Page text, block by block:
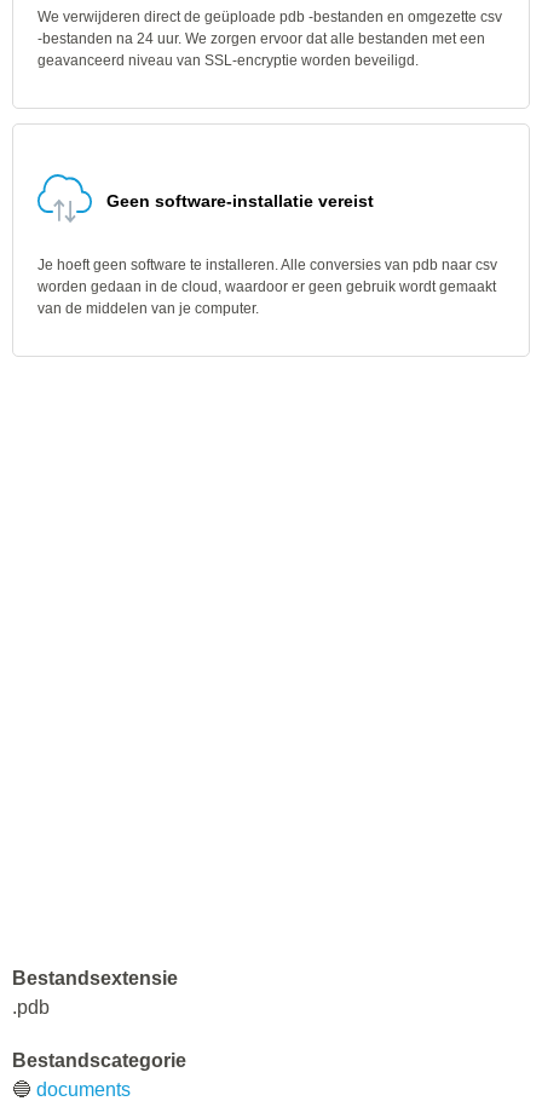
We verwijderen direct de geüploade pdb -bestanden en omgezette csv
-bestanden na 24 uur. We zorgen ervoor dat alle bestanden met een
geavanceerd niveau van SSL-encryptie worden beveiligd.
Geen software-installatie vereist
Je hoeft geen software te installeren. Alle conversies van pdb naar csv
worden gedaan in de cloud, waardoor er geen gebruik wordt gemaakt
van de middelen van je computer.
Bestandsextensie
.pdb
Bestandscategorie
🔵 documents